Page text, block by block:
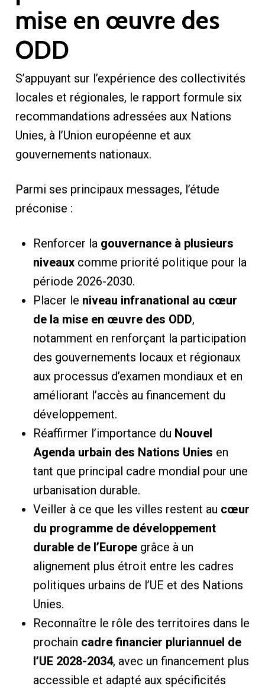
mise en œuvre des
ODD
S’appuyant sur l’expérience des collectivités
locales et régionales, le rapport formule six
recommandations adressées aux Nations
Unies, à l’Union européenne et aux
gouvernements nationaux.
Parmi ses principaux messages, l’étude
préconise :
Renforcer la gouvernance à plusieurs
niveauxcomme priorité politique pour la
période 2026-2030.
Placer le niveau infranational au cœur
de la mise en œuvre des ODD,
notamment en renforçant la participation
des gouvernements locaux et régionaux
aux processus d’examen mondiaux et en
améliorant l’accès au financement du
développement.
Réaffirmer l’importance du Nouvel
Agenda urbain des Nations Unies en
tant que principal cadre mondial pour une
urbanisation durable.
Veiller à ce que les villes restent au cœur
du programme de développement
durable de l’Europegrâce à un
alignement plus étroit entre les cadres
politiques urbains de l’UE et des Nations
Unies.
Reconnaître le rôle des territoires dans le
prochain cadre financier pluriannuel de
l’UE 2028-2034, avec un financement plus
accessible et adapté aux spécificités